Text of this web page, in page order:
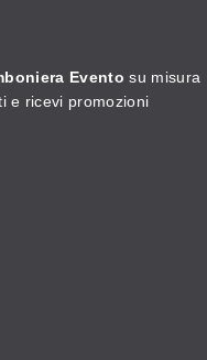
Evento su misura
e ricevi promozioni